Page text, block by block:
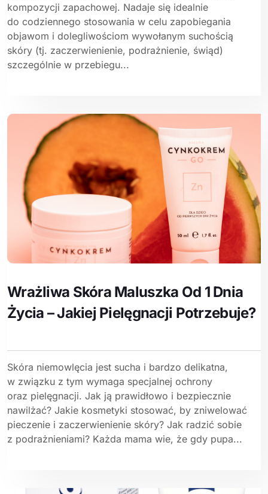
kompozycji zapachowej. Nadaje się idealnie
do codziennego stosowania w celu zapobiegania
objawom i dolegliwościom wywołanym suchością
skóry (tj. zaczerwienienie, podrażnienie, świąd)
szczególnie w przebiegu...
Wrażliwa Skóra Maluszka Od 1 Dnia
Życia – Jakiej Pielęgnacji Potrzebuje?
Skóra niemowlęcia jest sucha i bardzo delikatna,
w związku z tym wymaga specjalnej ochrony
oraz pielęgnacji. Jak ją prawidłowo i bezpiecznie
nawilżać? Jakie kosmetyki stosować, by zniwelować
pieczenie i zaczerwienienie skóry? Jak radzić sobie
z podrażnieniami? Każda mama wie, że gdy pupa...